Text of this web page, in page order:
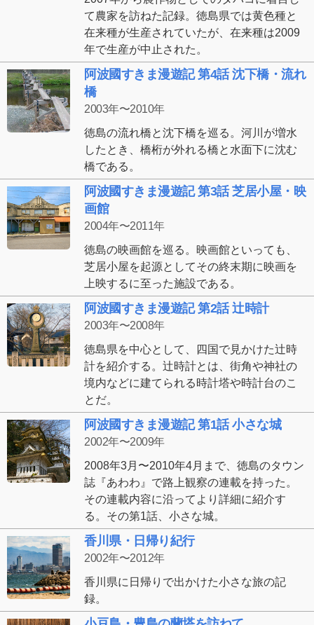
て農家を訪ねた記録。徳島県では黄色種と
在来種が生産されていたが、在来種は2009
年で生産が中止された。
阿波國すきま漫遊記 第4話 沈下橋・流れ
橋
2003年〜2010年
徳島の流れ橋と沈下橋を巡る。河川が増水
したとき、橋桁が外れる橋と水面下に沈む
橋である。
阿波國すきま漫遊記 第3話 芝居小屋・映
画館
2004年〜2011年
徳島の映画館を巡る。映画館といっても、
芝居小屋を起源としてその終末期に映画を
上映するに至った施設である。
阿波國すきま漫遊記 第2話 辻時計
2003年〜2008年
徳島県を中心として、四国で見かけた辻時
計を紹介する。辻時計とは、街角や神社の
境内などに建てられる時計塔や時計台のこ
とだ。
阿波國すきま漫遊記 第1話 小さな城
2002年〜2009年
2008年3月〜2010年4月まで、徳島のタウン
誌『あわわ』で路上観察の連載を持った。
その連載内容に沿ってより詳細に紹介す
る。その第1話、小さな城。
香川県・日帰り紀行
2002年〜2012年
香川県に日帰りで出かけた小さな旅の記
録。